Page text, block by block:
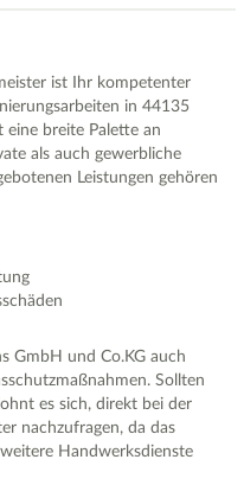
ist Ihr kompetenter
in 44135
breite Palette an
als auch gewerbliche
Leistungen gehören
GmbH und Co.KG auch
Sollten
es sich, direkt bei der
nachzufragen, da das
Handwerksdienste